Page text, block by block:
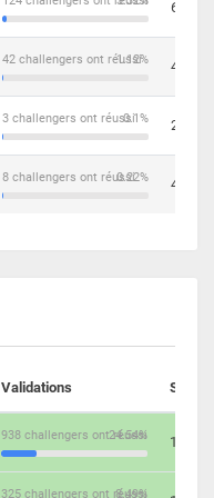
6
1.12%
42 challengers ont réussi 4
0.1%
3 challengers ont réussi 2
0.22%
8 challengers ont réussi 4
Validations
24.54%
938 challengers ont réussi 14
8.49%
325 challengers ont réussi